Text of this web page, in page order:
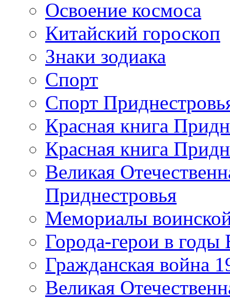
Освоение космоса
Китайский гороскоп
Знаки зодиака
Спорт
Спорт
Красная книга
Красная книга
Великая
Приднестровья
Мемориалы
Города-герои в
Гражданская война
Великая